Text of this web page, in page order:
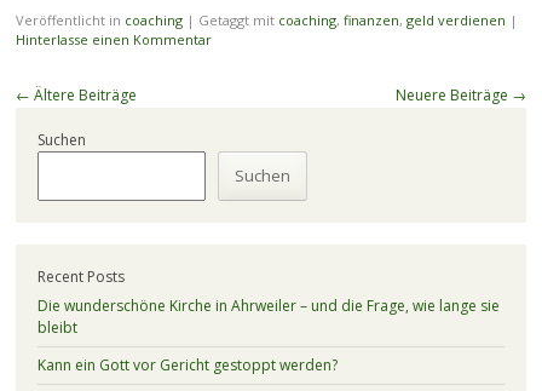
Veröffentlicht in coaching | Getaggt mit coaching, finanzen, geld verdienen |
Hinterlasse einen Kommentar
Beitragsnavigation
← Ältere Beiträge Neuere Beiträge →
Suchen
Suchen
Recent Posts
Die wunderschöne Kirche in Ahrweiler – und die Frage, wie lange sie
bleibt
Kann ein Gott vor Gericht gestoppt werden?